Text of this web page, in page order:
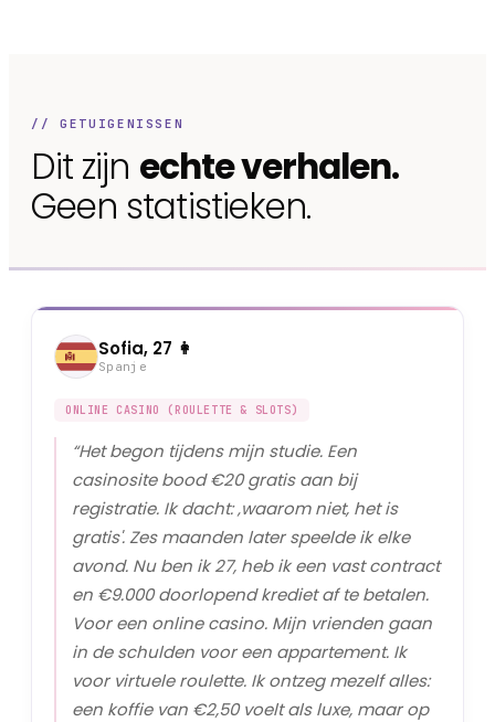
// GETUIGENISSEN
Dit zijn echte verhalen.
Geen statistieken.
Sofia, 27 👩
Spanje
ONLINE CASINO (ROULETTE & SLOTS)
“Het begon tijdens mijn studie. Een
casinosite bood €20 gratis aan bij
registratie. Ik dacht: ‚waarom niet, het is
gratis'. Zes maanden later speelde ik elke
avond. Nu ben ik 27, heb ik een vast contract
en €9.000 doorlopend krediet af te betalen.
Voor een online casino. Mijn vrienden gaan
in de schulden voor een appartement. Ik
voor virtuele roulette. Ik ontzeg mezelf alles:
een koffie van €2,50 voelt als luxe, maar op